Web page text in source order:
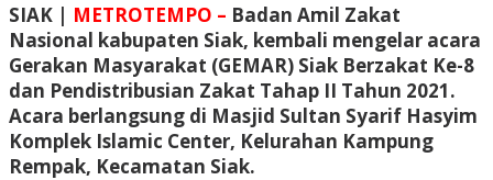
SIAK | METROTEMPO – Badan Amil Zakat
Nasional kabupaten Siak, kembali mengelar acara
Gerakan Masyarakat (GEMAR) Siak Berzakat Ke-8
dan Pendistribusian Zakat Tahap II Tahun 2021.
Acara berlangsung di Masjid Sultan Syarif Hasyim
Komplek Islamic Center, Kelurahan Kampung
Rempak, Kecamatan Siak.